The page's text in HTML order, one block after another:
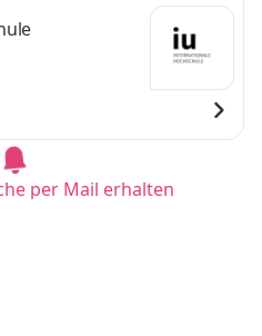
per Mail erhalten